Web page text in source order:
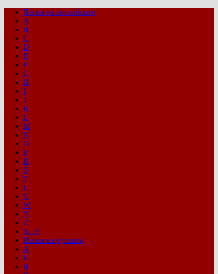
Песни на английском
A
B
C
D
E
F
G
H
I
J
K
L
M
N
O
P
R
S
T
U
V
W
Y
Z
0…9
Песни на русском
А
Б
В